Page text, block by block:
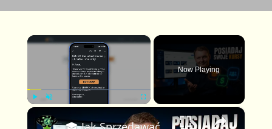
×
n u
Now Playing
×